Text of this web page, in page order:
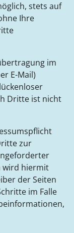
stets auf
Ihre
im
E-Mail)
Dritte ist nicht
zur
wird hiermit
der Seiten
im Falle